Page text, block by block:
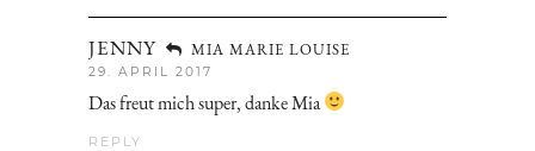
JENNY MIA MARIE LOUISE
29. APRIL 2017
Das freut mich super, danke Mia
REPLY